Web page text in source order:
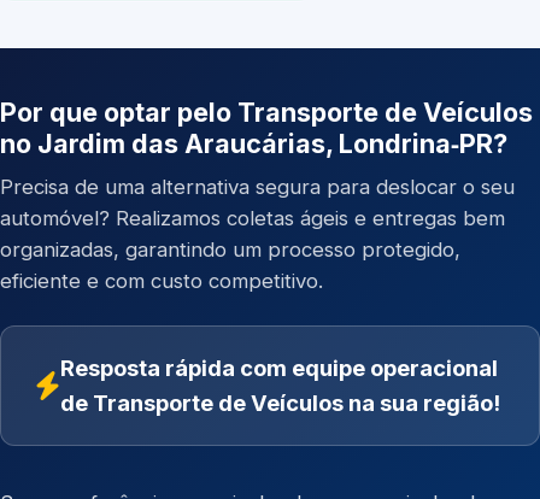
Por que optar pelo Transporte de Veículos
no Jardim das Araucárias, Londrina‑PR?
Precisa de uma alternativa segura para deslocar o seu
automóvel? Realizamos coletas ágeis e entregas bem
organizadas, garantindo um processo protegido,
eficiente e com custo competitivo.
Resposta rápida com equipe operacional
de Transporte de Veículos na sua região!